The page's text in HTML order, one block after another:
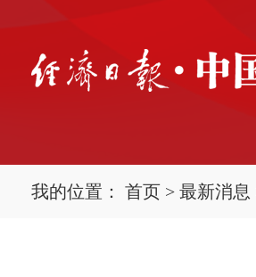
我的位置： 首页 > 最新消息